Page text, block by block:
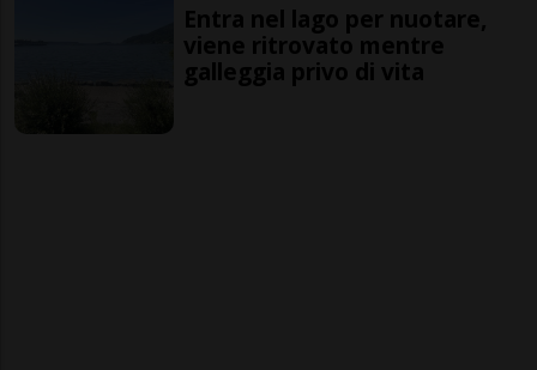
Entra nel lago per nuotare,
viene ritrovato mentre
galleggia privo di vita